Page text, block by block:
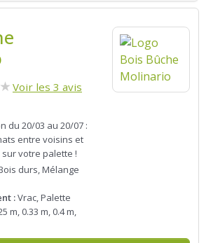
★ Voir les 3 avis
du 20/03 au 20/07 :
entre voisins et
votre palette !
durs, Mélange
:Vrac, Palette
m, 0.33 m, 0.4 m,